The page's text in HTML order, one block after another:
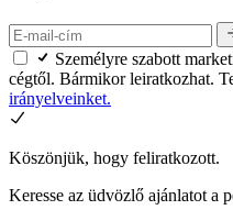
Személyre szabott
cégtől. Bármikor leiratkozhat.
irányelveinket.
Köszönjük, hogy feliratkozott.
Keresse az üdvözlő ajánlatot a